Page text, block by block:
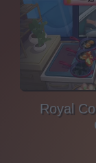
Royal